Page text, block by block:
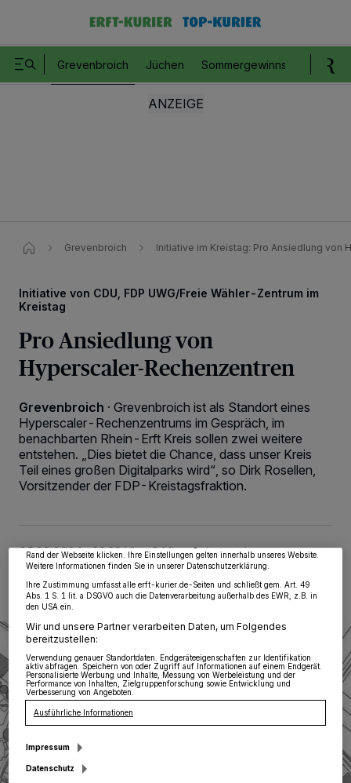
Grevenbroich Jüchen Sommergewinnspiel
Grevenbroich Initiative im Kreistag: Pro Ansiedlung von
Initiative von CDU, FDP UWG/Freie Wähler-Zentrum im
Kreistag
Pro Ansiedlung von
Hyperscaler-Rechenzentren
Grevenbroich · Grevenbroich ist als Standort eines
Hyperscaler-Rechenzentrums im Gespräch, im
benachbarten Rhein-Erft Kreis sollen zwei weitere
entstehen. „Dies bietet die Chance, dass unser Kreis
Teil eines großen Digitalparks wird“, so Dirk Rosellen,
Vorsitzender der FDP-Kreistagsfraktion.
25.09.2024 , 09:39 Uhr 2 Minuten Lesezeit
Wir und unsere218 -Partner speichern und greifen auf personenbezogene Daten
wie Browserdaten oder eindeutige Kennungen auf Ihrem Gerät zu. Durch Auswahl
von OK aktivieren Sie Tracking-Technologien für die unter „Wir und unsere
Rand der Webseite klicken. Ihre Einstellungen gelten innerhalb unseres Website.
Weitere Informationen finden Sie in unserer Datenschutzerklärung.
Ihre Zustimmung umfasst alle erft-kurier.de-Seiten und schließt gem. Art. 49
Abs. 1 S. 1 lit. a DSGVO auch die Datenverarbeitung außerhalb des EWR, z.B. in
den USA ein.
Wir und unsere Partner verarbeiten Daten, um Folgendes
bereitzustellen:
Verwendung genauer Standortdaten. Endgeräteeigenschaften zur Identifikation
aktiv abfragen. Speichern von oder Zugriff auf Informationen auf einem Endgerät.
Personalisierte Werbung und Inhalte, Messung von Werbeleistung und der
Performance von Inhalten, Zielgruppenforschung sowie Entwicklung und
Verbesserung von Angeboten.
Ausführliche Informationen
Impressum
Datenschutz